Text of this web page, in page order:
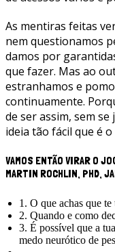
As mentiras feitas
nem questionamos
damos por
que fazer. Mas ao
estranhamos e
continuamente.
de ser assim, sem
ideia tão fácil que é
VAMOS ENTÃO VIRAR O
MARTIN ROCHLIN, PHD,
1. O que achas que
2. Quando e como
3. É possível que a
medo neurótico de